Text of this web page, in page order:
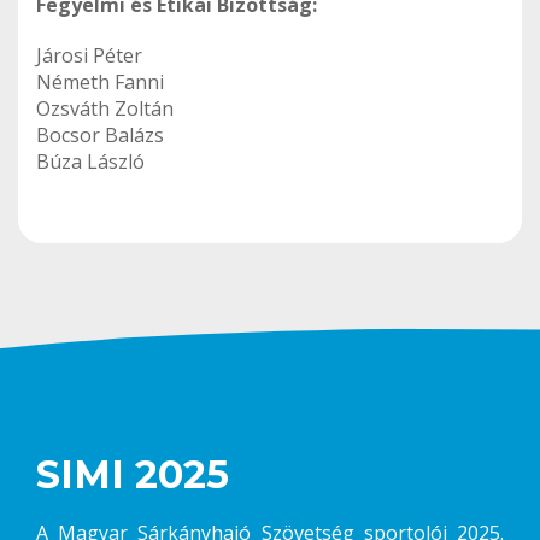
Járosi Péter
Németh Fanni
Ozsváth Zoltán
Bocsor Balázs
Búza László
SIMI 2025
A Magyar Sárkányhajó Szövetség sportolói 2025.